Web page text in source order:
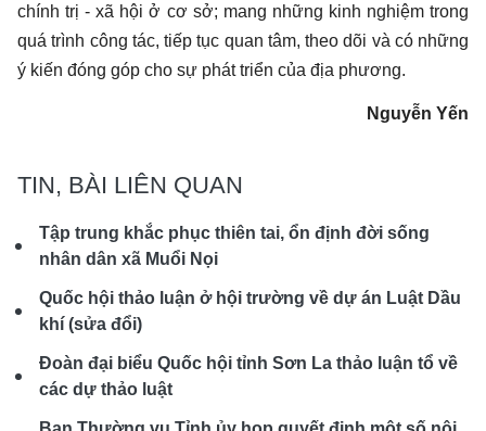
chính trị - xã hội ở cơ sở; mang những kinh nghiệm trong
quá trình công tác, tiếp tục quan tâm, theo dõi và có những
ý kiến đóng góp cho sự phát triển của địa phương.
Nguyễn Yến
TIN, BÀI LIÊN QUAN
Tập trung khắc phục thiên tai, ổn định đời sống
nhân dân xã Muổi Nọi
Quốc hội thảo luận ở hội trường về dự án Luật Dầu
khí (sửa đổi)
Đoàn đại biểu Quốc hội tỉnh Sơn La thảo luận tổ về
các dự thảo luật